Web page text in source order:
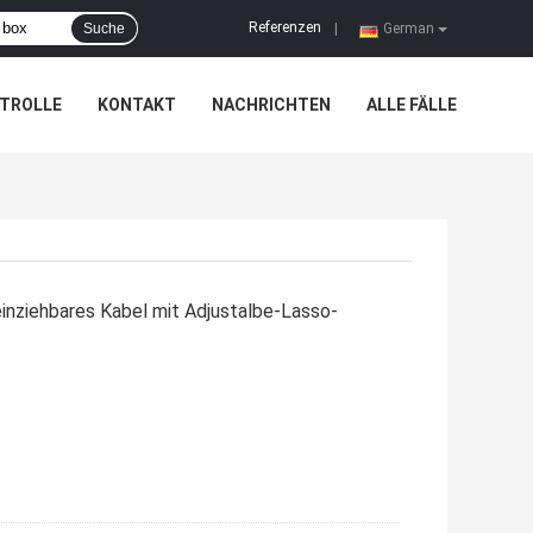
German
Referenzen
Suche
KONTAKT NACHRICHTEN ALLE FÄLLE
Kabel mit Adjustalbe-Lasso-